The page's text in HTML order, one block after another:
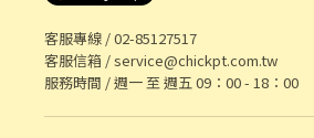
客服專線 /02-85127517
客服信箱 /service@chickpt.com.tw
服務時間 / 週一 至 週五 09：00 - 18：00